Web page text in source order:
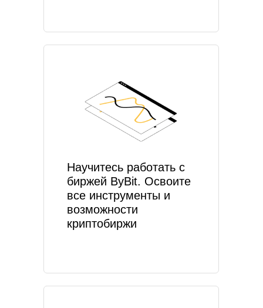
Научитесь работать с
биржей ByBit. Освоите
все инструменты и
возможности
криптобиржи